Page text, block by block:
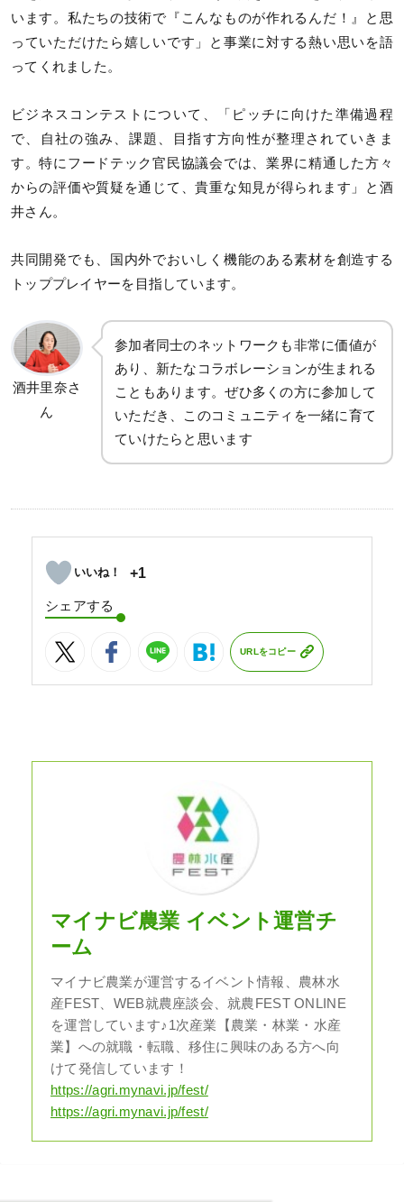
います。私たちの技術で『こんなものが作れるんだ！』と思
っていただけたら嬉しいです」と事業に対する熱い思いを語
ってくれました。
ビジネスコンテストについて、「ピッチに向けた準備過程
で、自社の強み、課題、目指す方向性が整理されていきま
す。特にフードテック官民協議会では、業界に精通した方々
からの評価や質疑を通じて、貴重な知見が得られます」と酒
井さん。
共同開発でも、国内外でおいしく機能のある素材を創造する
トッププレイヤーを目指しています。
酒井里奈さ
ん
参加者同士のネットワークも非常に価値が
あり、新たなコラボレーションが生まれる
こともあります。ぜひ多くの方に参加して
いただき、このコミュニティを一緒に育て
ていけたらと思います
+1
シェアする
URLをコピー
マイナビ農業 イベント運営チ
ーム
マイナビ農業が運営するイベント情報、農林水
産FEST、WEB就農座談会、就農FEST ONLINE
を運営しています♪1次産業【農業・林業・水産
業】への就職・転職、移住に興味のある方へ向
けて発信しています！
https://agri.mynavi.jp/fest/
https://agri.mynavi.jp/fest/